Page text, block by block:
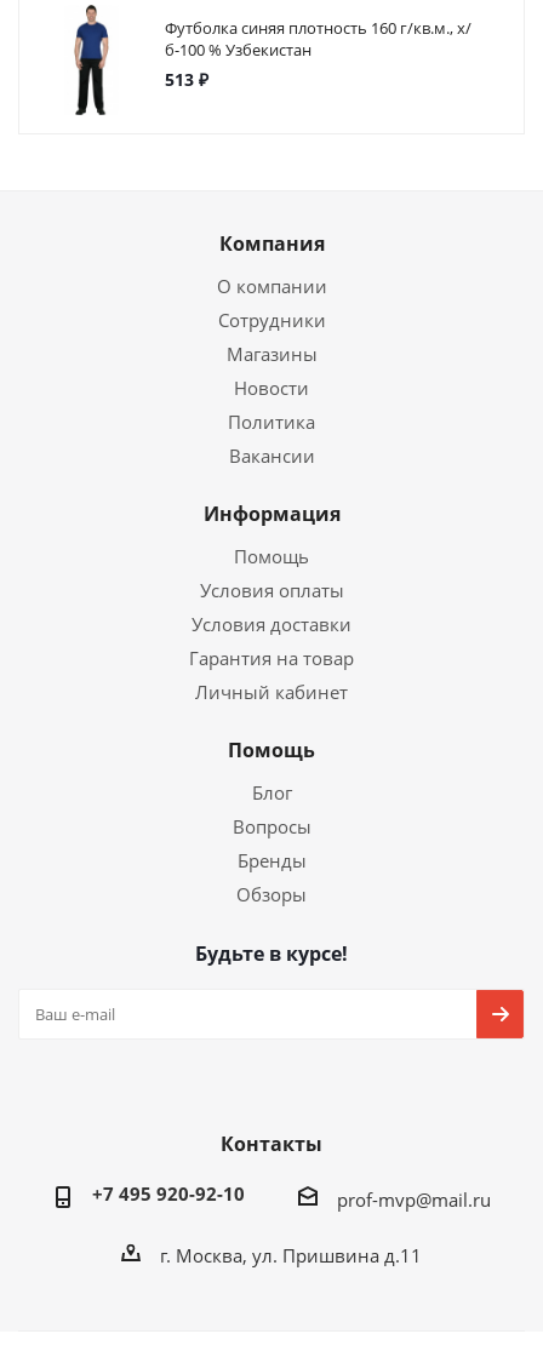
Футболка синяя плотность 160 г/кв.м., х/
б-100 % Узбекистан
513 ₽
Компания
О компании
Сотрудники
Магазины
Новости
Политика
Вакансии
Информация
Помощь
Условия оплаты
Условия доставки
Гарантия на товар
Личный кабинет
Помощь
Блог
Вопросы
Бренды
Обзоры
Будьте в курсе!
Контакты
+7 495 920-92-10 prof-mvp@mail.ru
г. Москва, ул. Пришвина д.11